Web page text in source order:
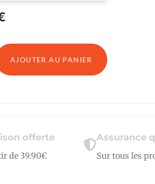
AJOUTER AU PANIER
offerte
de 39.90€
Assurance
Sur tous les